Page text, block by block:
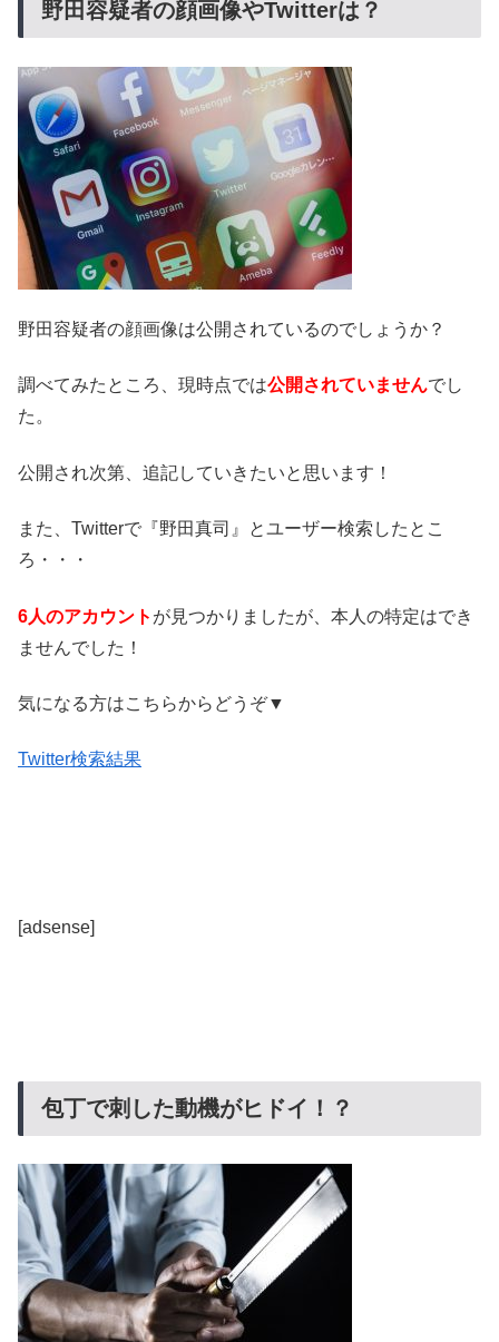
野田容疑者の顔画像やTwitterは？
野田容疑者の顔画像は公開されているのでしょうか？
調べてみたところ、現時点では公開されていませんでし
た。
公開され次第、追記していきたいと思います！
また、Twitterで『野田真司』とユーザー検索したとこ
ろ・・・
6人のアカウント が見つかりましたが、本人の特定はでき
ませんでした！
気になる方はこちらからどうぞ▼
Twitter検索結果
[adsense]
包丁で刺した動機がヒドイ！？